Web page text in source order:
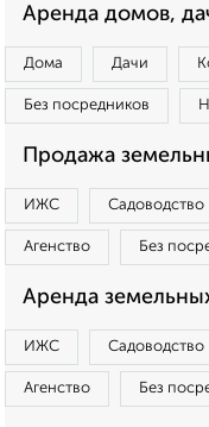
Аренда домов,
Дома Дачи
Без посредников
Продажа
ИЖС Садоводство
Агенство Без
Аренда
ИЖС Садоводство
Агенство Без